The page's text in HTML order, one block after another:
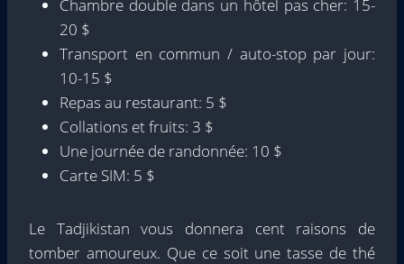
Chambre double dans un hôtel pas cher: 15-
20 $
Transport en commun / auto-stop par jour:
10-15 $
Repas au restaurant: 5 $
Collations et fruits: 3 $
Une journée de randonnée: 10 $
Carte SIM: 5 $
Le Tadjikistan vous donnera cent raisons de
tomber amoureux. Que ce soit une tasse de thé